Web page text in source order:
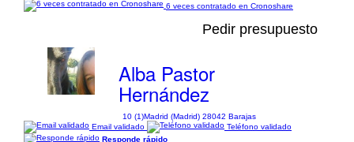
6 veces contratado en Cronoshare
Pedir presupuesto
Alba Pastor
Hernández
10 (1)Madrid (Madrid) 28042 Barajas
Email validado
Teléfono validado
Responde rápido